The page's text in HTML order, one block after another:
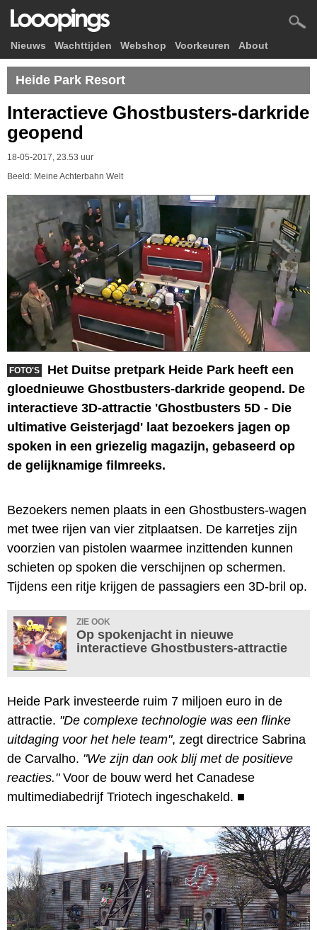
Nieuws Wachttijden Webshop Voorkeuren About
Heide Park Resort
Interactieve Ghostbusters-darkride
geopend
18-05-2017, 23.53 uur
Beeld: Meine Achterbahn Welt
FOTO'S
Het Duitse pretpark Heide Park heeft een
gloednieuwe Ghostbusters-darkride geopend. De
interactieve 3D-attractie 'Ghostbusters 5D - Die
ultimative Geisterjagd' laat bezoekers jagen op
spoken in een griezelig magazijn, gebaseerd op
de gelijknamige filmreeks.
Bezoekers nemen plaats in een Ghostbusters-wagen
met twee rijen van vier zitplaatsen. De karretjes zijn
voorzien van pistolen waarmee inzittenden kunnen
schieten op spoken die verschijnen op schermen.
Tijdens een ritje krijgen de passagiers een 3D-bril op.
ZIE OOK
Op spokenjacht in nieuwe
interactieve Ghostbusters-attractie
Heide Park investeerde ruim 7 miljoen euro in de
attractie. "De complexe technologie was een flinke
uitdaging voor het hele team", zegt directrice Sabrina
de Carvalho. "We zijn dan ook blij met de positieve
reacties."Voor de bouw werd het Canadese
multimediabedrijf Triotech ingeschakeld. ■